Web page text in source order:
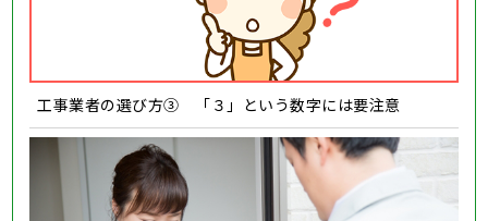
工事業者の選び方③ 「３」という数字には要注意